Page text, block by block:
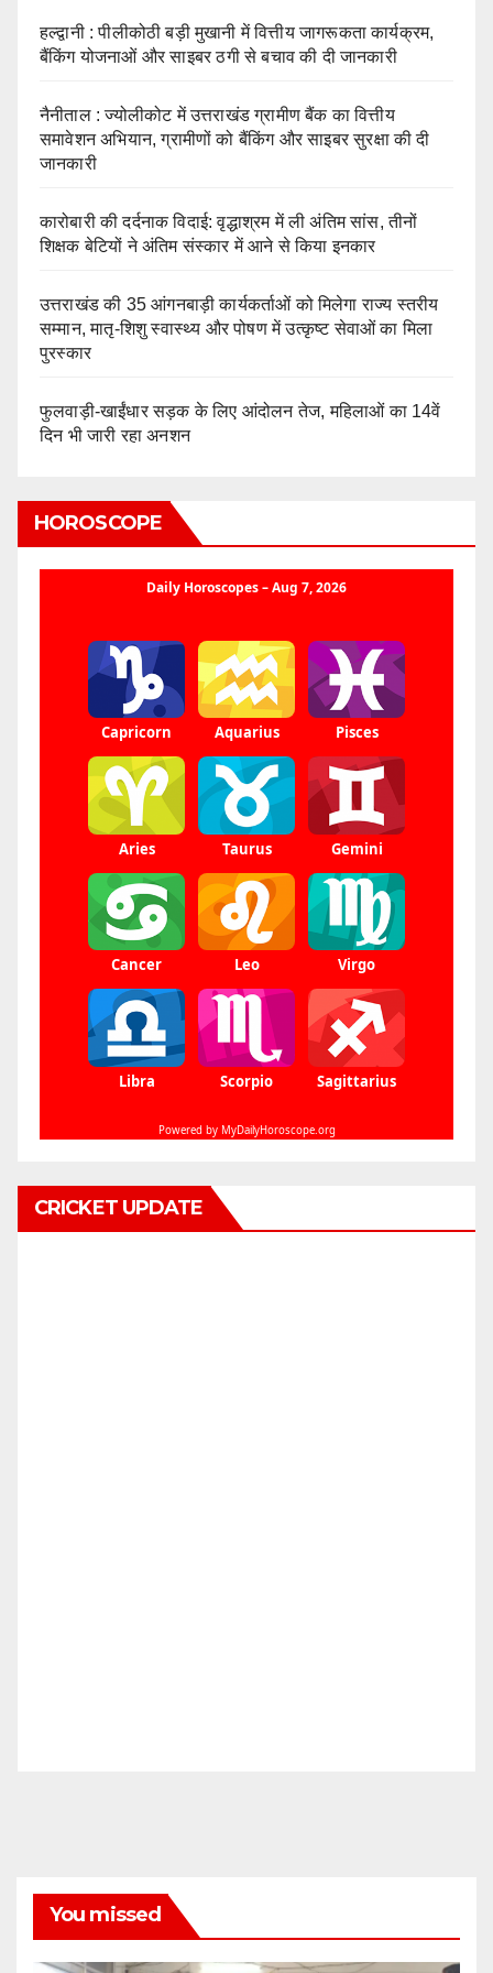
हल्द्वानी : पीलीकोठी बड़ी मुखानी में वित्तीय जागरूकता कार्यक्रम,
बैंकिंग योजनाओं और साइबर ठगी से बचाव की दी जानकारी
नैनीताल : ज्योलीकोट में उत्तराखंड ग्रामीण बैंक का वित्तीय
समावेशन अभियान, ग्रामीणों को बैंकिंग और साइबर सुरक्षा की दी
जानकारी
कारोबारी की दर्दनाक विदाई: वृद्धाश्रम में ली अंतिम सांस, तीनों
शिक्षक बेटियों ने अंतिम संस्कार में आने से किया इनकार
उत्तराखंड की 35 आंगनबाड़ी कार्यकर्ताओं को मिलेगा राज्य स्तरीय
सम्मान, मातृ-शिशु स्वास्थ्य और पोषण में उत्कृष्ट सेवाओं का मिला
पुरस्कार
फुलवाड़ी-खाईंधार सड़क के लिए आंदोलन तेज, महिलाओं का 14वें
दिन भी जारी रहा अनशन
HOROSCOPE
CRICKET UPDATE
You missed